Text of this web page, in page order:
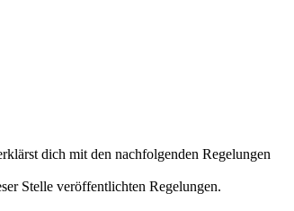
dich mit den nachfolgenden Regelungen
Stelle veröffentlichten Regelungen.